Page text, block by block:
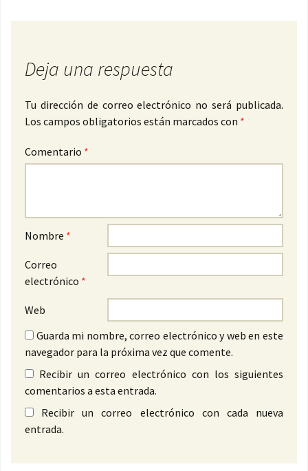
Deja una respuesta
Tu dirección de correo electrónico no será publicada.
Los campos obligatorios están marcados con *
Comentario *
Nombre *
Correo
electrónico *
Web
Guarda mi nombre, correo electrónico y web en este
navegador para la próxima vez que comente.
Recibir un correo electrónico con los siguientes
comentarios a esta entrada.
Recibir un correo electrónico con cada nueva
entrada.